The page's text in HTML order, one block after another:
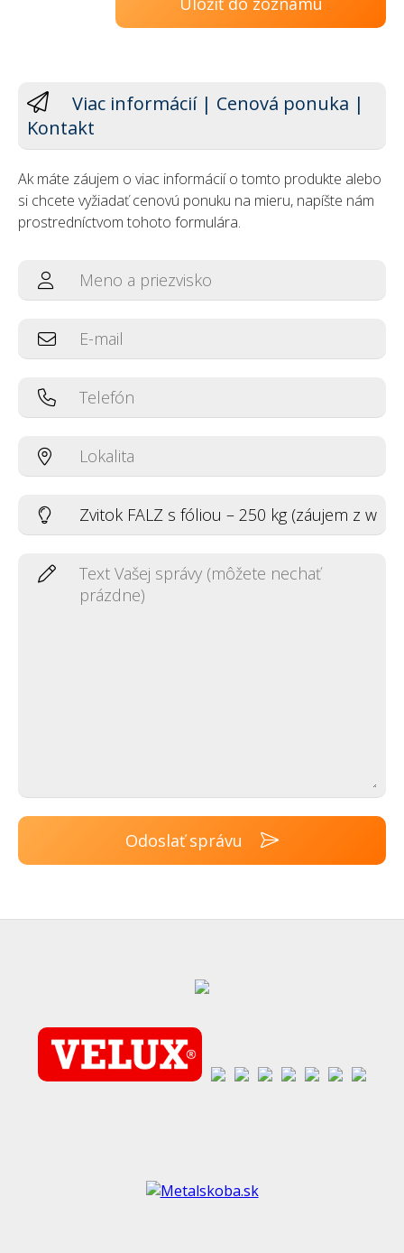
Viac informácií | Cenová ponuka |
Kontakt
Ak máte záujem o viac informácií o tomto produkte alebo
si chcete vyžiadať cenovú ponuku na mieru, napíšte nám
prostredníctvom tohoto formulára.
Odoslať správu